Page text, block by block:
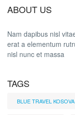
ABOUT US
Nam dapibus nisl
erat a elementum
nisl nunc et massa
TAGS
BLUE TRAVEL KOSOVA